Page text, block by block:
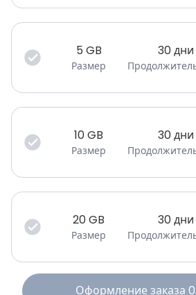
5 GB
Размер
30 дни
10GB
Размер
30 дни
20GB
Размер
30 дни
Оформление заказа